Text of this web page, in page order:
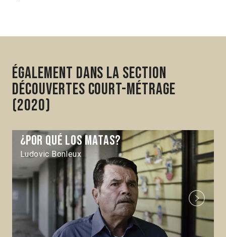
Également dans la section
Découvertes Court-métrage
(2020)
¿Por qué los matas?
Ludovic Bonleux
Next